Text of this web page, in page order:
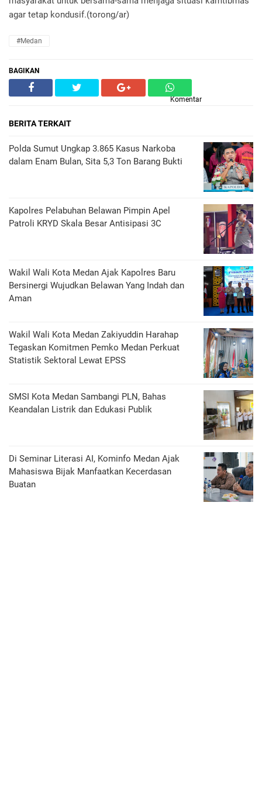
agar tetap kondusif.(torong/ar)
#Medan
BAGIKAN
Komentar
BERITA TERKAIT
Polda Sumut Ungkap 3.865 Kasus Narkoba
dalam Enam Bulan, Sita 5,3 Ton Barang Bukti
Kapolres Pelabuhan Belawan Pimpin Apel
Patroli KRYD Skala Besar Antisipasi 3C
Wakil Wali Kota Medan Ajak Kapolres Baru
Bersinergi Wujudkan Belawan Yang Indah dan
Aman
Wakil Wali Kota Medan Zakiyuddin Harahap
Tegaskan Komitmen Pemko Medan Perkuat
Statistik Sektoral Lewat EPSS
SMSI Kota Medan Sambangi PLN, Bahas
Keandalan Listrik dan Edukasi Publik
Di Seminar Literasi AI, Kominfo Medan Ajak
Mahasiswa Bijak Manfaatkan Kecerdasan
Buatan